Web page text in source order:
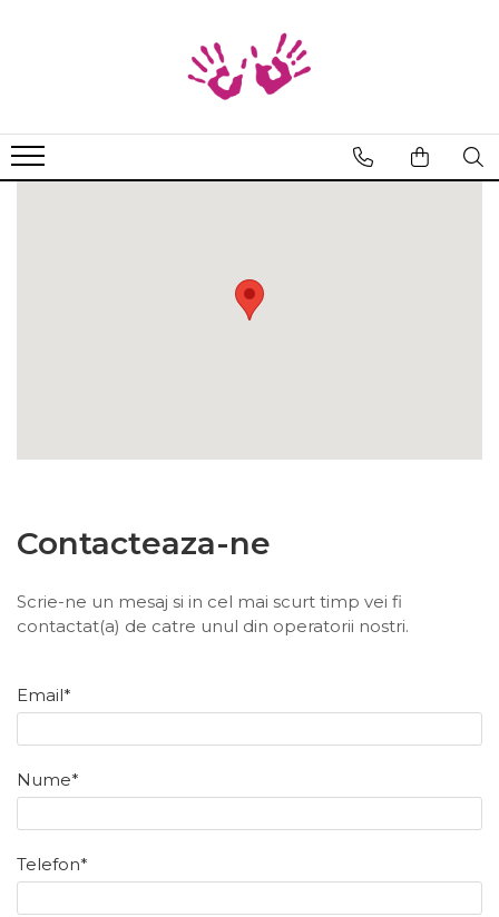
Cod Binar
Contacteaza-ne
Scrie-ne un mesaj si in cel mai scurt timp vei fi
contactat(a) de catre unul din operatorii nostri.
Email*
Nume*
Telefon*